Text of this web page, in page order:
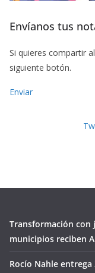
Envíanos tus
Si quieres compartir
siguiente botón.
Enviar
Transformación con
municipios reciben
Rocío Nahle